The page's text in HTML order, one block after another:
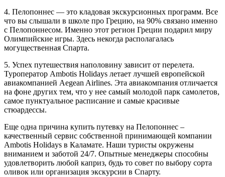
4. Пелопоннес — это кладовая экскурсионных программ. Все
что вы слышали в школе про Грецию, на 90% связано именно
с Пелопоннесом. Именно этот регион Греции подарил миру
Олимпийские игры. Здесь некогда располагалась
могущественная Спарта.
5. Успех путешествия наполовину зависит от перелета.
Туроператор Ambotis Holidays летает лучшей европейской
авиакомпанией Aegean Airlines. Эта авиакомпания отличается
на фоне других тем, что у нее самый молодой парк самолетов,
самое пунктуальное расписание и самые красивые
стюардессы.
Еще одна причина купить путевку на Пелопоннес –
качественный сервис собственной принимающей компании
Ambotis Holidays в Каламате. Наши туристы окружены
вниманием и заботой 24/7. Опытные менеджеры способны
удовлетворить любой каприз, будь то совет по выбору сорта
оливок или организация экскурсии в Спарту.